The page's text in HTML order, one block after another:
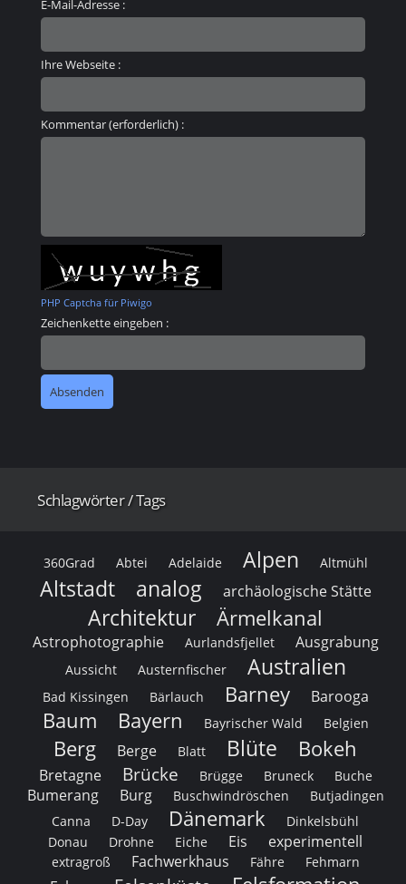
E-Mail-Adresse :
Ihre Webseite :
Kommentar (erforderlich) :
PHP Captcha für Piwigo
Zeichenkette eingeben :
Schlagwörter / Tags
360Grad Abtei Adelaide Alpen Altmühl
Altstadt analog archäologische Stätte
Architektur Ärmelkanal
Astrophotographie Aurlandsfjellet Ausgrabung
Aussicht Austernfischer Australien
Bad Kissingen Bärlauch Barney Barooga
Baum Bayern Bayrischer Wald Belgien
Berg Berge Blatt Blüte Bokeh
Bretagne Brücke Brügge Bruneck Buche
Bumerang Burg Buschwindröschen
Butjadingen
Canna
D-Day Dänemark
Dinkelsbühl
Donau
Drohne Eiche Eis experimentell
extragroß Fachwerkhaus Fähre Fehmarn